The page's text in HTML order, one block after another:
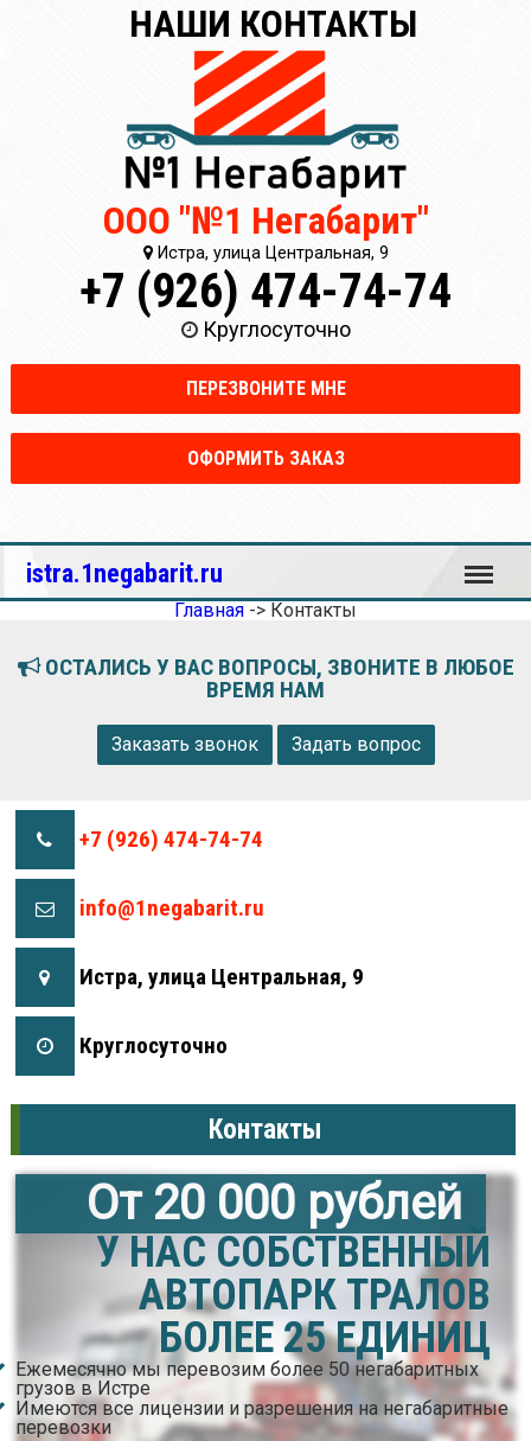
НАШИ КОНТАКТЫ
ООО "№1 Негабарит"
Истра, улица Центральная, 9
+7 (926) 474-74-74
Круглосуточно
ПЕРЕЗВОНИТЕ МНЕ
ОФОРМИТЬ ЗАКАЗ
istra.1negabarit.ru Меню
Главная -> Контакты
ОСТАЛИСЬ У ВАС ВОПРОСЫ, ЗВОНИТЕ В ЛЮБОЕ
ВРЕМЯ НАМ
Заказать звонок Задать вопрос
+7 (926) 474-74-74
info@1negabarit.ru
Истра, улица Центральная, 9
Круглосуточно
Контакты
От 20 000 рублей
У НАС СОБСТВЕННЫЙ
АВТОПАРК ТРАЛОВ
БОЛЕЕ 25 ЕДИНИЦ
Ежемесячно мы перевозим более 50 негабаритных
грузов в Истре
Имеются все лицензии и разрешения на негабаритные
перевозки